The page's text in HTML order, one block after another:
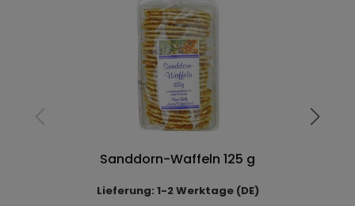
Sanddorn-Waffeln 125 g
Lieferung: 1-2 Werktage (DE)